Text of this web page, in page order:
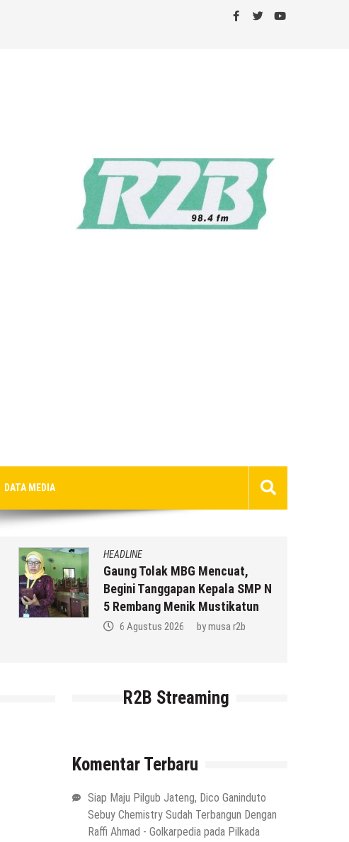
DATA MEDIA
HEADLINE
Gaung Tolak MBG Mencuat,
Begini Tanggapan Kepala SMP N
5 Rembang Menik Mustikatun
6 Agustus 2026 bymusa r2b
R2B Streaming
Komentar Terbaru
Siap Maju Pilgub Jateng, Dico Ganinduto
Sebuy Chemistry Sudah Terbangun Dengan
Raffi Ahmad - Golkarpedia pada Pilkada